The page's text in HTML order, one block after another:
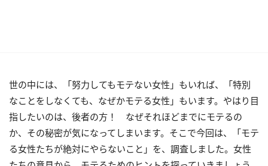
世の中には、「努力してもモテない女性」もいれば、「特別
なことをしなくても、なぜかモテる女性」もいます。やはり目
指したいのは、後者の方！ なぜそれほどまでにモテるの
か、その秘密が気になってしまいます。そこで今回は、「モテ
る女性たちが絶対にやらないこと」を、調査しました。女性